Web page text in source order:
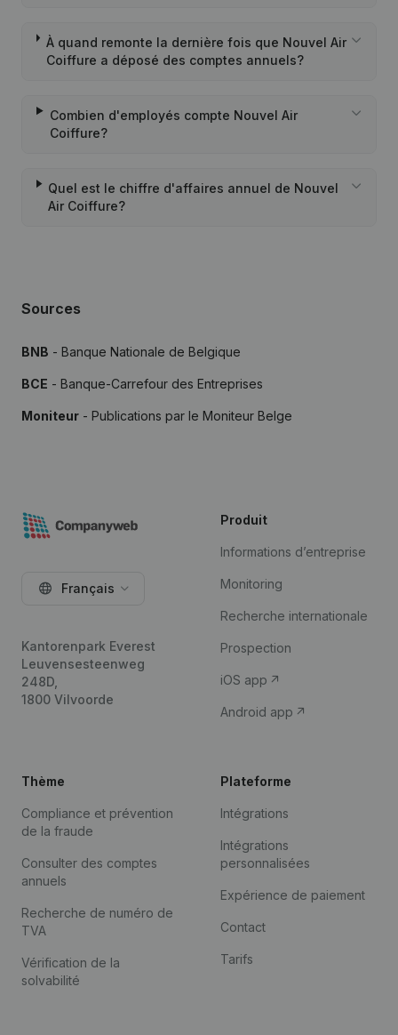
À quand remonte la dernière fois que Nouvel Air
Coiffure a déposé des comptes annuels?
Combien d'employés compte Nouvel Air
Coiffure?
Quel est le chiffre d'affaires annuel de Nouvel
Air Coiffure?
Sources
BNB - Banque Nationale de Belgique
BCE - Banque-Carrefour des Entreprises
Moniteur - Publications par le Moniteur Belge
Français
Kantorenpark Everest
Leuvensesteenweg
248D,
1800 Vilvoorde
Produit
Informations d’entreprise
Monitoring
Recherche internationale
Prospection
iOS app
Android app
Thème
Compliance et prévention
de la fraude
Consulter des comptes
annuels
Recherche de numéro de
TVA
Vérification de la
solvabilité
Plateforme
Intégrations
Intégrations
personnalisées
Expérience de paiement
Contact
Tarifs